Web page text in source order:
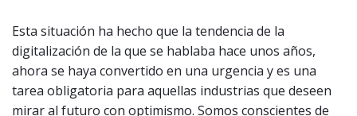
Esta situación ha hecho que la tendencia de la
digitalización de la que se hablaba hace unos años,
ahora se haya convertido en una urgencia y es una
tarea obligatoria para aquellas industrias que deseen
mirar al futuro con optimismo. Somos conscientes de